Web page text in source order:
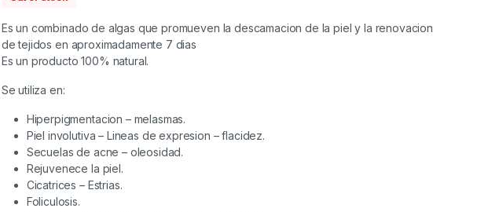
Es un combinado de algas que promueven la descamacion de la piel y la renovacion
de tejidos en aproximadamente 7 dias
Es un producto 100% natural.
Se utiliza en:
Hiperpigmentacion – melasmas.
Piel involutiva – Lineas de expresion – flacidez.
Secuelas de acne – oleosidad.
Rejuvenece la piel.
Cicatrices – Estrias.
Foliculosis.